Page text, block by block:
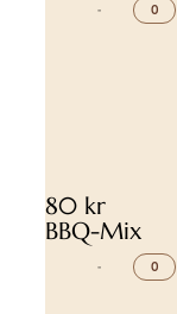
-
80 kr
BBQ-Mix
-